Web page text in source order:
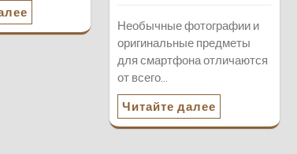
Необычные фотографии и
оригинальные предметы
для смартфона отличаются
от всего…
Читайте далее